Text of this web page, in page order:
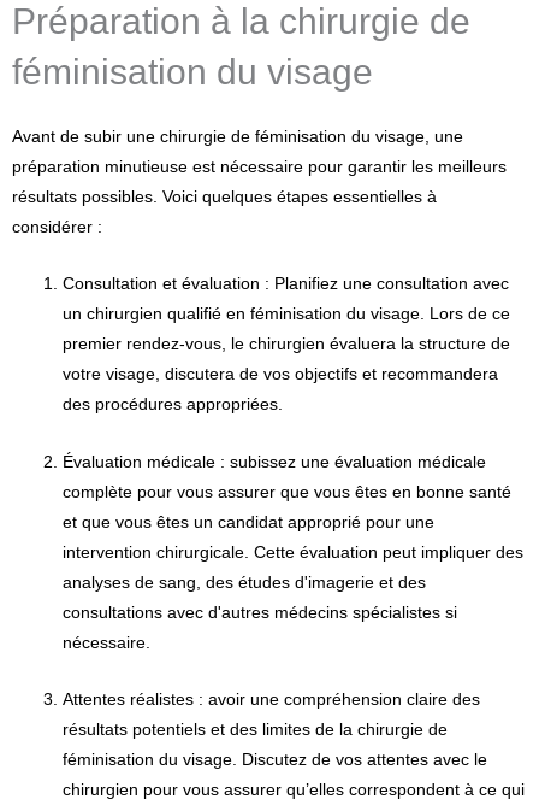
Préparation à la chirurgie de
féminisation du visage
Avant de subir une chirurgie de féminisation du visage, une
préparation minutieuse est nécessaire pour garantir les meilleurs
résultats possibles. Voici quelques étapes essentielles à
considérer :
Consultation et évaluation : Planifiez une consultation avec
un chirurgien qualifié en féminisation du visage. Lors de ce
premier rendez-vous, le chirurgien évaluera la structure de
votre visage, discutera de vos objectifs et recommandera
des procédures appropriées.
Évaluation médicale : subissez une évaluation médicale
complète pour vous assurer que vous êtes en bonne santé
et que vous êtes un candidat approprié pour une
intervention chirurgicale. Cette évaluation peut impliquer des
analyses de sang, des études d'imagerie et des
consultations avec d'autres médecins spécialistes si
nécessaire.
Attentes réalistes : avoir une compréhension claire des
résultats potentiels et des limites de la chirurgie de
féminisation du visage. Discutez de vos attentes avec le
chirurgien pour vous assurer qu’elles correspondent à ce qui